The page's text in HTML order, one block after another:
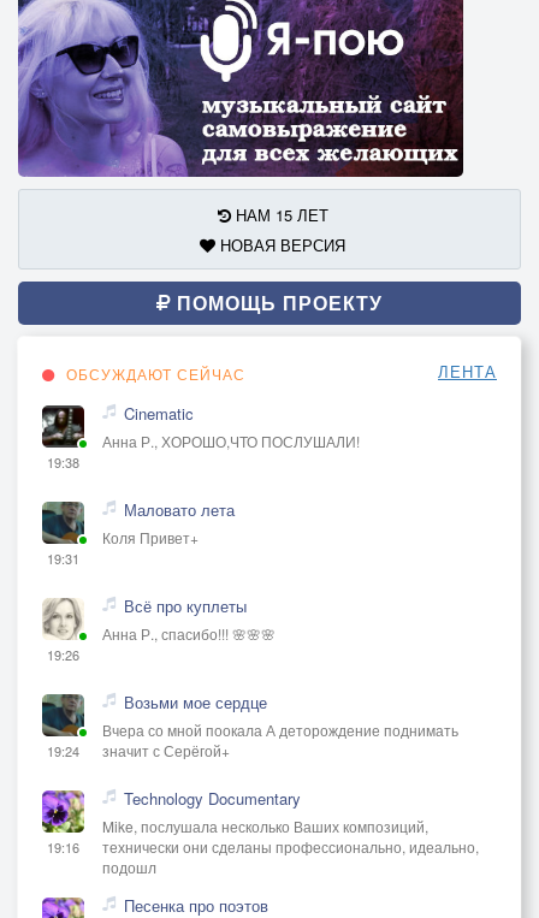
НАМ 15 ЛЕТ
НОВАЯ ВЕРСИЯ
ПОМОЩЬ ПРОЕКТУ
ОБСУЖДАЮТ СЕЙЧАС ЛЕНТА
19:38
Cinematic
Анна Р., ХОРОШО,ЧТО ПОСЛУШАЛИ!
19:31
Маловато лета
Коля Привет+
19:26
Всё про куплеты
Анна Р., спасибо!!! 🌸🌸🌸
19:24
Возьми мое сердце
Вчера со мной поокала А деторождение поднимать
значит с Серёгой+
19:16
Technology Documentary
Mike, послушала несколько Ваших композиций,
технически они сделаны профессионально, идеально,
подошл
Песенка про поэтов